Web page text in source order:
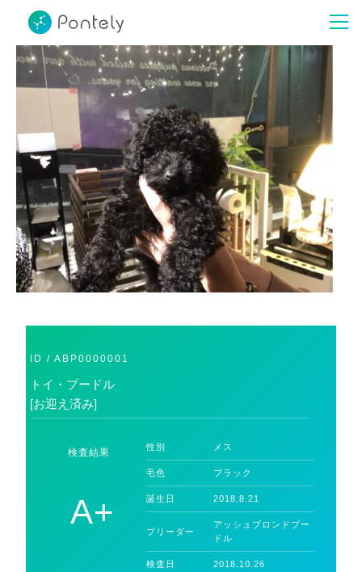
ID / ABP0000001
トイ・プードル
[お迎え済み]
検査結果
A+
性別 メス
毛色 ブラック
誕生日 2018.8.21
ブリーダー
アッシュブロンドプー
ドル
検査日 2018.10.26